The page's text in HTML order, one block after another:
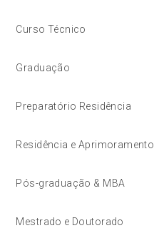
Curso Técnico
Graduação
Preparatório Residência
Residência e Aprimoramento
Pós-graduação & MBA
Mestrado e Doutorado